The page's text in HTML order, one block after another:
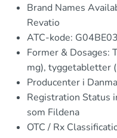
Brand Names
Revatio
ATC-kode: G04BE03
Former & Dosages:
mg), tyggetabletter
Producenter i
Registration Status
som Fildena
OTC / Rx